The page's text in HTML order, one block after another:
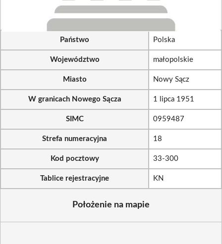
Państwo Polska
Województwo małopolskie
Miasto Nowy Sącz
W granicach Nowego Sącza 1 lipca 1951
SIMC 0959487
Strefa numeracyjna 18
Kod pocztowy 33-300
Tablice rejestracyjne KN
Położenie na mapie